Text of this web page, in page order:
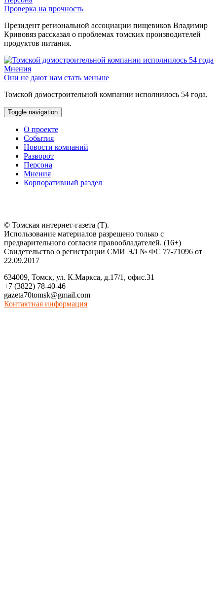
Проверка на прочность
Президент региональной ассоциации пищевиков Владимир
Кривовяз рассказал о проблемах томских производителей
продуктов питания.
Мнения
Они не дают нам стать меньше
Томской домостроительной компании исполнилось 54 года.
Toggle navigation
О проекте
События
Новости компаний
Разворот
Персона
Мнения
Корпоративный раздел
© Томская интернет-газета (Т).
Использование материалов разрешено только с
предварительного согласия правообладателей. (16+)
Свидетельство о регистрации СМИ ЭЛ № ФС 77-71096 от
22.09.2017
634009, Томск, ул. К.Маркса, д.17/1, офис.31
+7 (3822) 78-40-46
gazeta70tomsk@gmail.com
Контактная информация